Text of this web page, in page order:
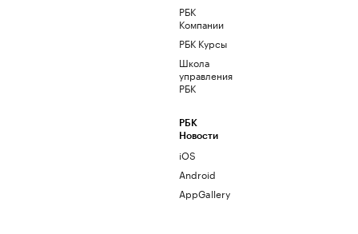
РБК
Компании
РБК Курсы
Школа
управления
РБК
РБК
Новости
iOS
Android
AppGallery